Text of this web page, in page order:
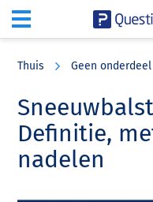
content
sidebar
Thuis Geen
Definitie,
nadelen